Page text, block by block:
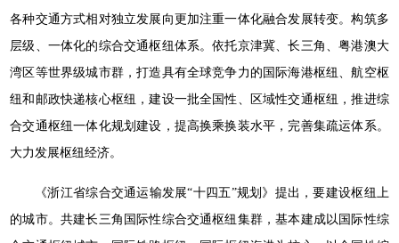
各种交通方式相对独立发展向更加注重一体化融合发展转变。构筑多
层级、一体化的综合交通枢纽体系。依托京津冀、长三角、粤港澳大
湾区等世界级城市群，打造具有全球竞争力的国际海港枢纽、航空枢
纽和邮政快递核心枢纽，建设一批全国性、区域性交通枢纽，推进综
合交通枢纽一体化规划建设，提高换乘换装水平，完善集疏运体系。
大力发展枢纽经济。
《浙江省综合交通运输发展“十四五”规划》提出，要建设枢纽上
的城市。共建长三角国际性综合交通枢纽集群，基本建成以国际性综